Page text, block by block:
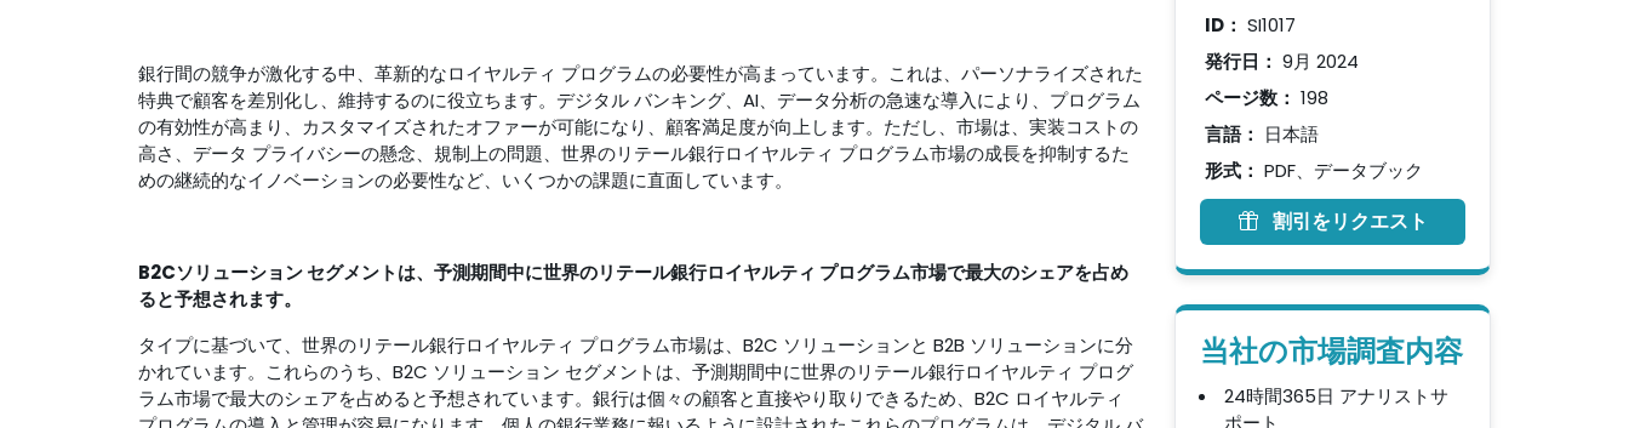
銀行間の競争が激化する中、革新的なロイヤルティ プログラムの必要性が高まっています。これは、パーソナライズされた
特典で顧客を差別化し、維持するのに役立ちます。デジタル バンキング、AI、データ分析の急速な導入により、プログラム
の有効性が高まり、カスタマイズされたオファーが可能になり、顧客満足度が向上します。ただし、市場は、実装コストの
高さ、データ プライバシーの懸念、規制上の問題、世界のリテール銀行ロイヤルティ プログラム市場の成長を抑制するた
めの継続的なイノベーションの必要性など、いくつかの課題に直面しています。
B2Cソリューション セグメントは、予測期間中に世界のリテール銀行ロイヤルティ プログラム市場で最大のシェアを占め
ると予想されます。
タイプに基づいて、世界のリテール銀行ロイヤルティ プログラム市場は、B2C ソリューションと B2B ソリューションに分
かれています。これらのうち、B2C ソリューション セグメントは、予測期間中に世界のリテール銀行ロイヤルティ プログ
ラム市場で最大のシェアを占めると予想されています。銀行は個々の顧客と直接やり取りできるため、B2C ロイヤルティ
ID： SI1017
発行日： 9月 2024
ページ数： 198
言語： 日本語
形式： PDF、データブック
割引をリクエスト
当社の市場調査内容
24時間365日 アナリストサ
ポート